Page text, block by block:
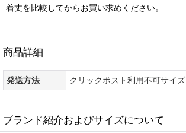
着丈を比較してからお買い求めください。
商品詳細
発送方法 クリックポスト利用不可サイズ
ブランド紹介およびサイズについて